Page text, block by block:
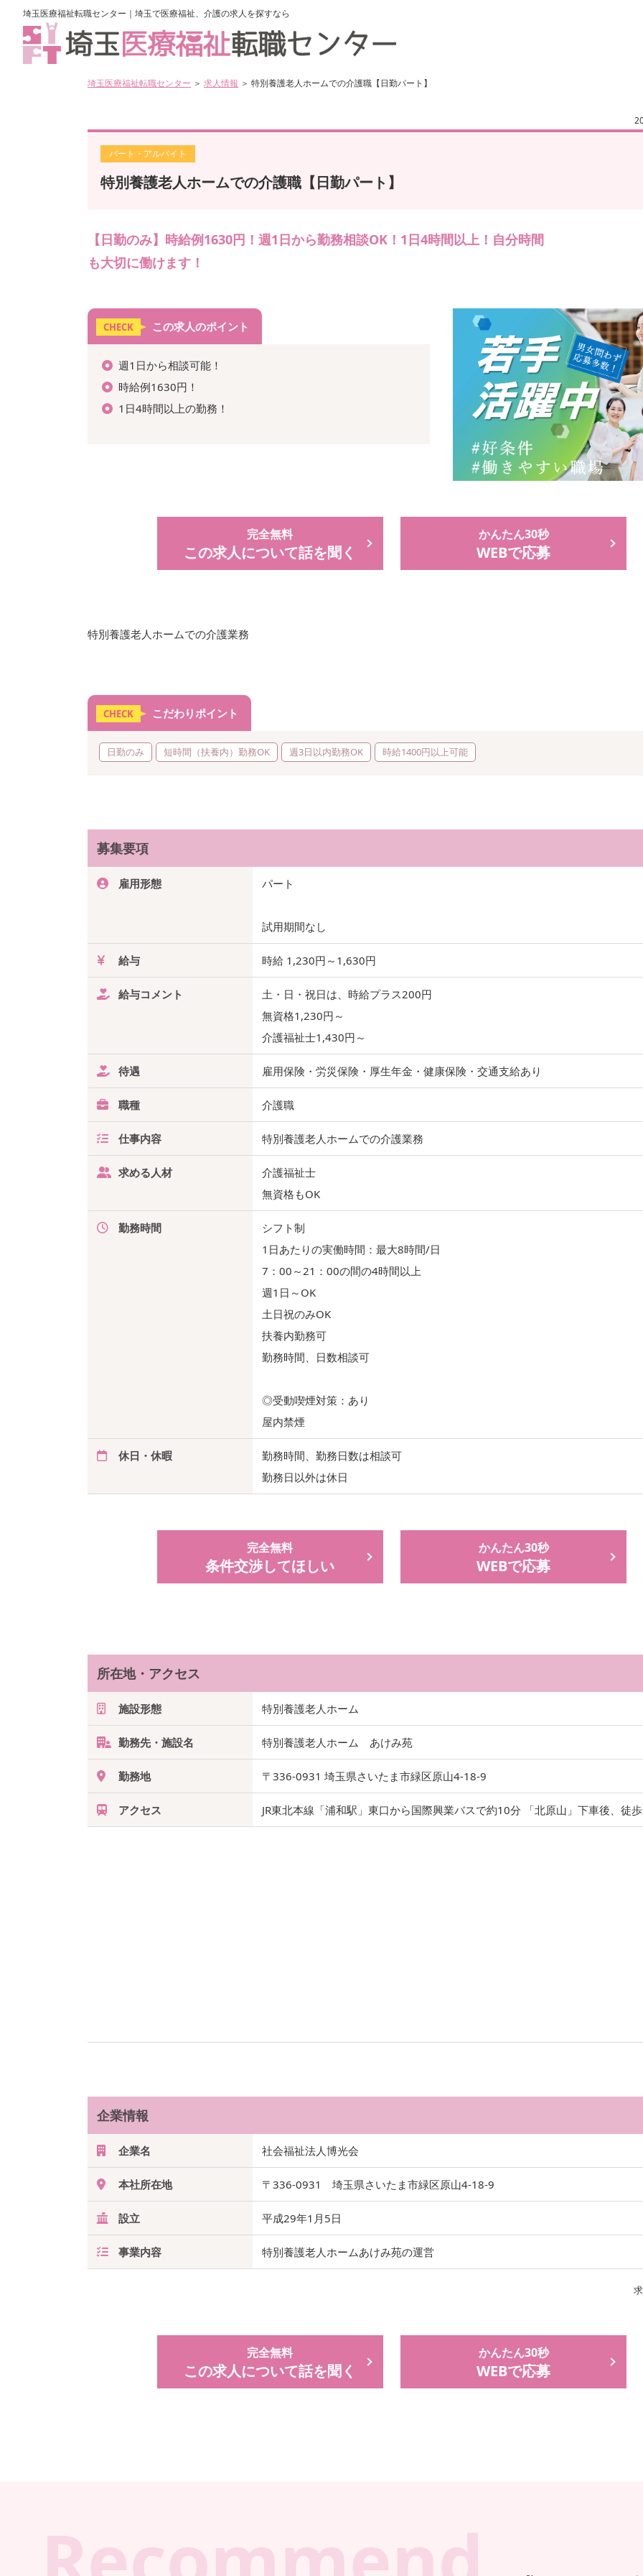
埼玉医療福祉転職センター｜埼玉で医療福祉、介護の求人を探すなら
埼玉医療福祉転職センター ＞ 求人情報 ＞ 特別養護老人ホームでの介護職【日勤パート】
パート・アルバイト
特別養護老人ホームでの介護職【日勤パート】
【日勤のみ】時給例1630円！週1日から勤務相談OK！1日4時間以上！自分時間
も大切に働けます！
CHECK この求人のポイント
週1日から相談可能！
時給例1630円！
1日4時間以上の勤務！
完全無料
この求人について話を聞く
かんたん30秒
WEBで応募
特別養護老人ホームでの介護業務
CHECK こだわりポイント
日勤のみ 短時間（扶養内）勤務OK 週3日以内勤務OK 時給1400円以上可能
募集要項
雇用形態 パート
試用期間なし
給与 時給 1,230円～1,630円
給与コメント
土・日・祝日は、時給プラス200円
無資格1,230円～
介護福祉士1,430円～
待遇 雇用保険・労災保険・厚生年金・健康保険・交通支給あり
職種 介護職
仕事内容 特別養護老人ホームでの介護業務
求める人材
介護福祉士
無資格もOK
勤務時間
シフト制
1日あたりの実働時間：最大8時間/日
7：00～21：00の間の4時間以上
週1日～OK
土日祝のみOK
扶養内勤務可
勤務時間、日数相談可
◎受動喫煙対策：あり
屋内禁煙
休日・休暇
勤務時間、勤務日数は相談可
勤務日以外は休日
完全無料
条件交渉してほしい
かんたん30秒
WEBで応募
所在地・アクセス
施設形態 特別養護老人ホーム
勤務先・施設名 特別養護老人ホーム あけみ苑
勤務地 〒336-0931 埼玉県さいたま市緑区原山4-18-9
アクセス JR東北本線「浦和駅」東口から国際興業バスで約10分 「北原山」下車後、徒
企業情報
企業名 社会福祉法人博光会
本社所在地 〒336-0931 埼玉県さいたま市緑区原山4-18-9
設立 平成29年1月5日
事業内容 特別養護老人ホームあけみ苑の運営
完全無料
この求人について話を聞く
かんたん30秒
WEBで応募